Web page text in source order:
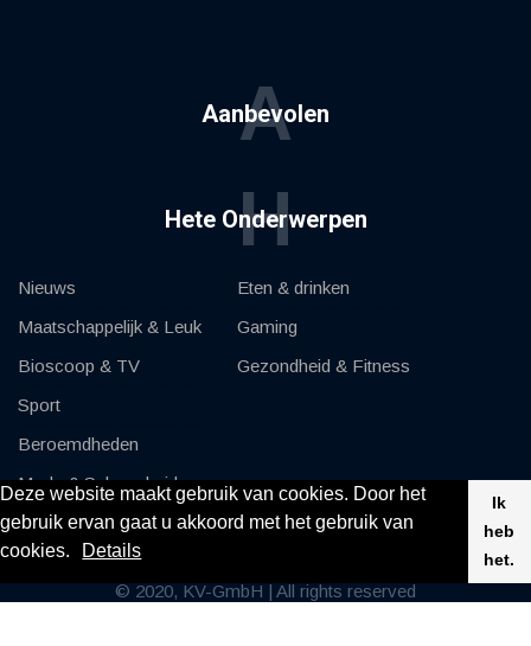
Deze website maakt gebruik van cookies. Door het
gebruik ervan gaat u akkoord met het gebruik van
cookies.
Details
Ik
heb
het.
Aanbevolen
A
Hete Onderwerpen
H
Nieuws
Maatschappelijk & Leuk
Bioscoop & TV
Sport
Beroemdheden
Mode & Schoonheid
Auto's & Motor
Eten & drinken
Gaming
Gezondheid & Fitness
© 2020, KV-GmbH | All rights reserved